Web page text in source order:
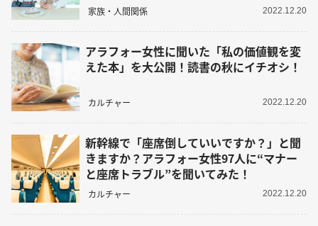
家族・人間関係 2022.12.20
アラフォー女性に聞いた「私の価値観を変
えた本」を大公開！読書の秋にイチオシ！
カルチャー 2022.12.20
新幹線で「座席倒していいですか？」と聞
きますか？アラフォー女性97人に“マナー
と座席トラブル”を聞いてみた！
カルチャー 2022.12.20